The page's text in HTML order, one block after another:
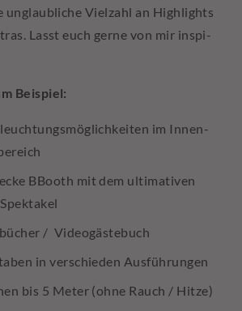
unglaubliche Vielzahl an Highlights
Lasst euch gerne von mir inspi­
Beispiel:
im Innen-
BBooth mit dem ultimativen
/ Videogästebuch
in verschieden Ausführungen
bis 5 Meter (ohne Rauch / Hitze)